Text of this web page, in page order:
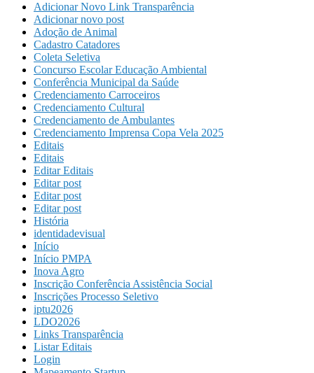
Adicionar Novo Link Transparência
Adicionar novo post
Adoção de Animal
Cadastro Catadores
Coleta Seletiva
Concurso Escolar Educação Ambiental
Conferência Municipal da Saúde
Credenciamento Carroceiros
Credenciamento Cultural
Credenciamento de Ambulantes
Credenciamento Imprensa Copa Vela 2025
Editais
Editais
Editar Editais
Editar post
Editar post
Editar post
História
identidadevisual
Início
Início PMPA
Inova Agro
Inscrição Conferência Assistência Social
Inscrições Processo Seletivo
iptu2026
LDO2026
Links Transparência
Listar Editais
Login